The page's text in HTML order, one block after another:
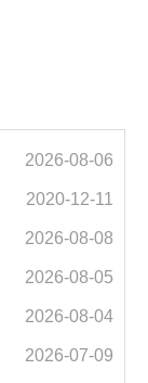
2026-08-06
2020-12-11
2026-08-08
2026-08-05
2026-08-04
2026-07-09